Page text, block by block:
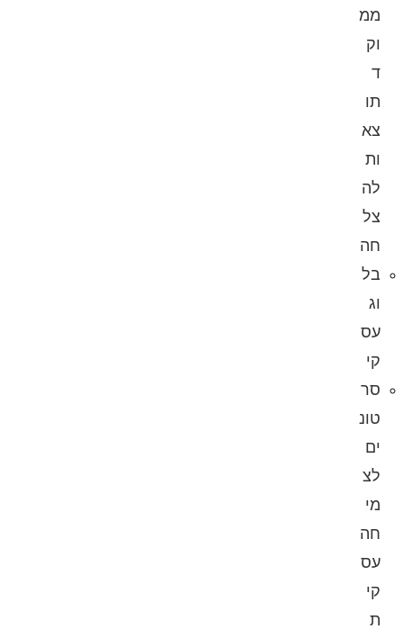
ממ
וק
ד
תו
צא
ות
לה
צל
חה
בל
וג
עס
קי
סר
טונ
ים
לצ
מי
חה
עס
קי
ת